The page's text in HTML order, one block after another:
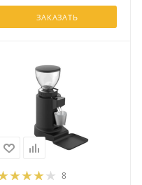
ЗАКАЗАТЬ
8